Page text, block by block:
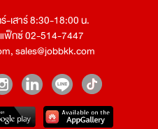
-เสาร์ 8:30-18:00 น.
ฟ็กซ์ 02-514-7447
,sales@jobbkk.com